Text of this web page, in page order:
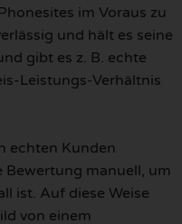
im Voraus zu
und hält es seine
gibt es z. B. echte
Leistungs-Verhältnis
echten Kunden
Bewertung manuell, um
ist. Auf diese Weise
von einem